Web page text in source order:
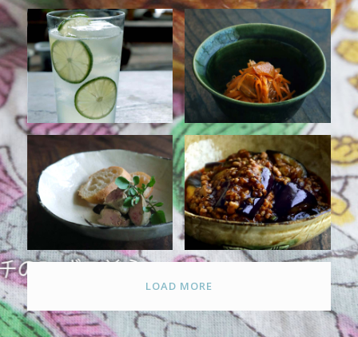
LOAD MORE